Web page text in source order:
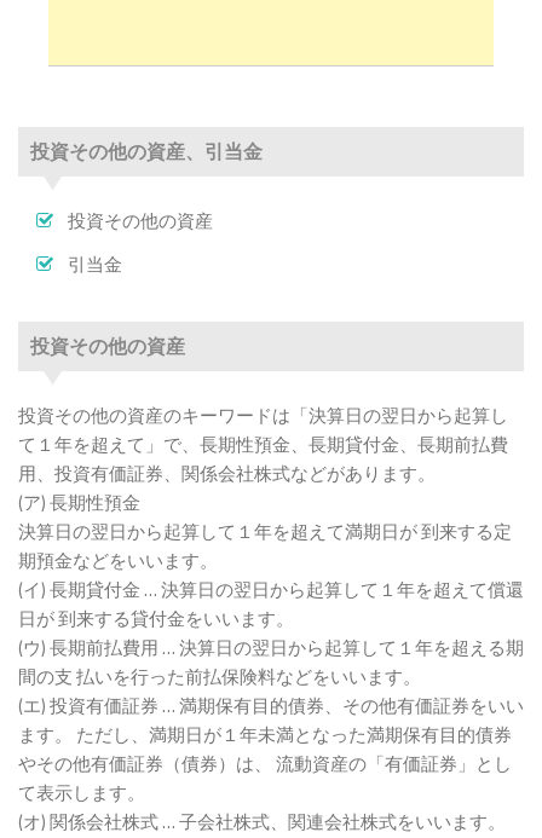
投資その他の資産、引当金
投資その他の資産
貸倒引当金
投資その他の資産、引当金
投資その他の資産
引当金
投資その他の資産
投資その他の資産のキーワードは「決算日の翌日から起算し
て１年を超えて」で、長期性預金、長期貸付金、長期前払費
用、投資有価証券、関係会社株式などがあります。
(ア) 長期性預金
決算日の翌日から起算して１年を超えて満期日が 到来する定
期預金などをいいます。
(イ) 長期貸付金 … 決算日の翌日から起算して１年を超えて償還
日が 到来する貸付金をいいます。
(ウ) 長期前払費用 … 決算日の翌日から起算して１年を超える期
間の支 払いを行った前払保険料などをいいます。
(エ) 投資有価証券 … 満期保有目的債券、その他有価証券をいい
ます。 ただし、満期日が１年未満となった満期保有目的債券
やその他有価証券（債券）は、 流動資産の「有価証券」とし
て表示します。
(オ) 関係会社株式 … 子会社株式、関連会社株式をいいます。